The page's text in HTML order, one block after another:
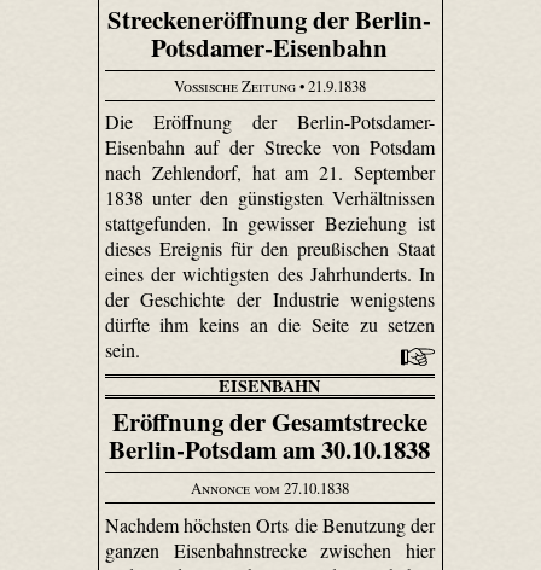
Streckeneröffnung der Berlin-
Potsdamer-Eisenbahn
Vossische Zeitung• 21.9.1838
Die Eröffnung der Berlin-Potsdamer-
Eisenbahn auf der Strecke von Potsdam
nach Zehlendorf, hat am 21. September
1838 unter den günstigsten Verhältnissen
stattgefunden. In gewisser Beziehung ist
dieses Ereignis für den preußischen Staat
eines der wichtigsten des Jahrhunderts. In
der Geschichte der Industrie wenigstens
dürfte ihm keins an die Seite zu setzen
sein.
EISENBAHN
Eröffnung der Gesamtstrecke
Berlin-Potsdam am 30.10.1838
Annonce vom 27.10.1838
Nachdem höchsten Orts die Benutzung der
ganzen Eisenbahnstrecke zwischen hier